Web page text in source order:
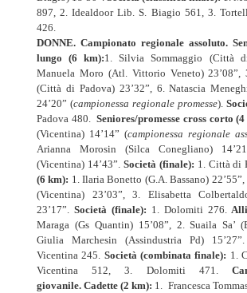
897, 2. Idealdoor Lib. S. Biagio 561, 3.
426.
DONNE. Campionato regionale assoluto.
lungo (6 km):1. Silvia Sommaggio (Città
Manuela Moro (Atl. Vittorio Veneto) 23’08”,
(Città di Padova) 23’32”, 6. Natascia
24’20” (campionessa regionale promesse).
Padova 480. Seniores/promesse cross corto
(Vicentina) 14’14” (campionessa regionale
Arianna Morosin (Silca Conegliano)
(Vicentina) 14’43”. Società (finale): 1. Città di
(6 km): 1. Ilaria Bonetto (G.A. Bassano)
(Vicentina) 23’03”, 3. Elisabetta
23’17”. Società (finale): 1. Dolomiti 276.
Maraga (Gs Quantin) 15’08”, 2. Suaila Sa’
Giulia Marchesin (Assindustria Pd) 15’27”.
Vicentina 245. Società (combinata finale): 1.
Vicentina 512, 3. Dolomiti 471.
giovanile. Cadette (2 km): 1. Francesca